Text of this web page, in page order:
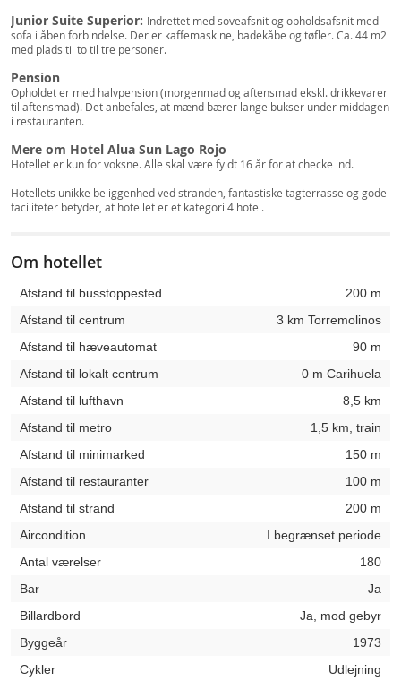
Junior Suite Superior: Indrettet med soveafsnit og opholdsafsnit med
sofa i åben forbindelse. Der er kaffemaskine, badekåbe og tøfler. Ca. 44 m2
med plads til to til tre personer.
Pension
Opholdet er med halvpension (morgenmad og aftensmad ekskl. drikkevarer
til aftensmad). Det anbefales, at mænd bærer lange bukser under middagen
i restauranten.
Mere om Hotel Alua Sun Lago Rojo
Hotellet er kun for voksne. Alle skal være fyldt 16 år for at checke ind.
Hotellets unikke beliggenhed ved stranden, fantastiske tagterrasse og gode
faciliteter betyder, at hotellet er et kategori 4 hotel.
Om hotellet
Afstand til busstoppested
200 m
Afstand til centrum
3 km Torremolinos
Afstand til hæveautomat
90 m
Afstand til lokalt centrum
0 m Carihuela
Afstand til lufthavn
8,5 km
Afstand til metro
1,5 km, train
Afstand til minimarked
150 m
Afstand til restauranter
100 m
Afstand til strand
200 m
Aircondition
I begrænset periode
Antal værelser
180
Bar
Ja
Billardbord
Ja, mod gebyr
Byggeår
1973
Cykler
Udlejning